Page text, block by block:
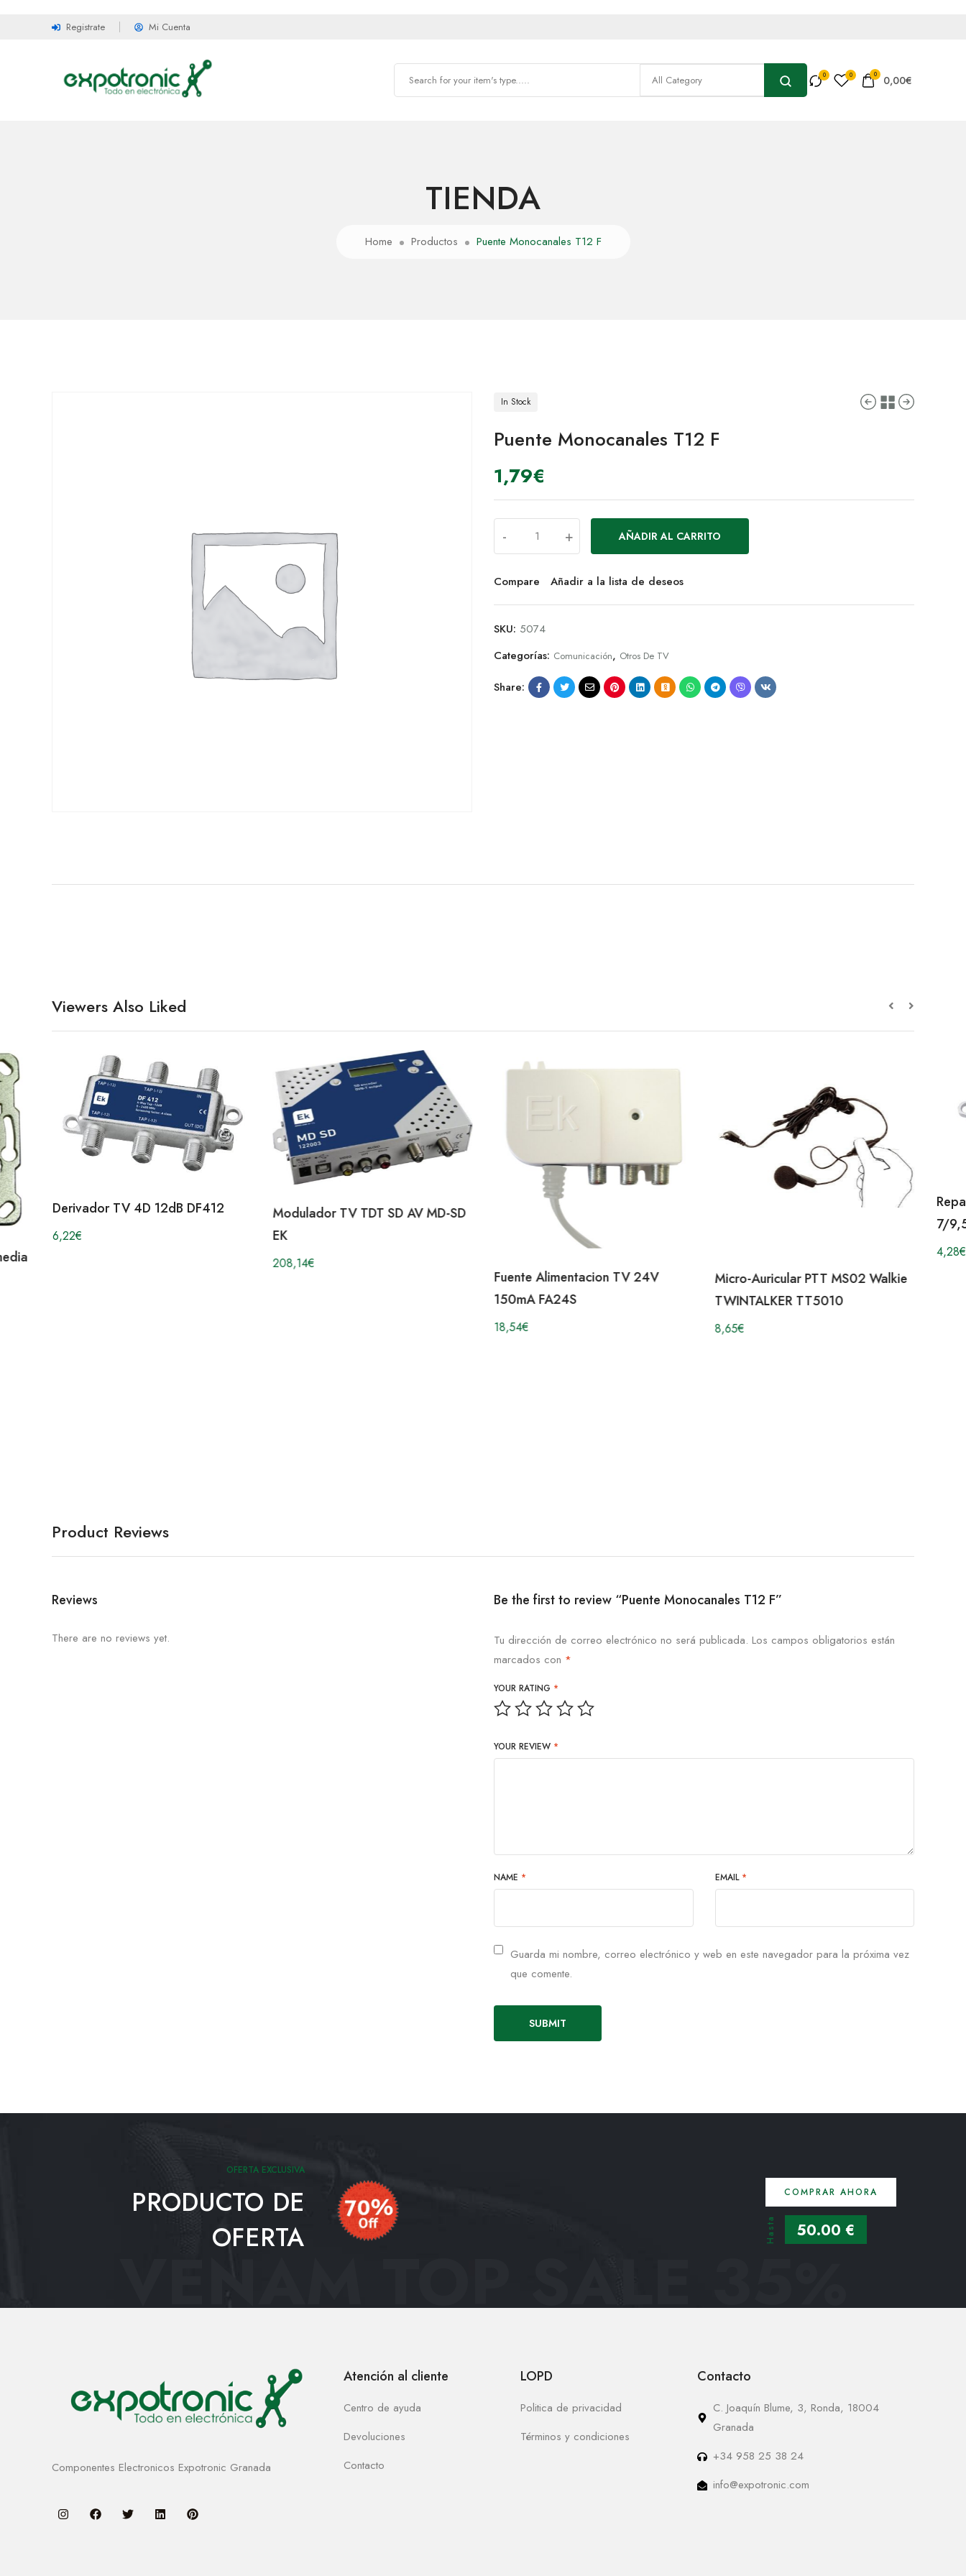
Registrate Mi Cuenta
0 0,00€
TIENDA
Home Productos Puente Monocanales T12 F
In Stock
Puente Monocanales T12 F
1,79€
- + AÑADIR AL CARRITO
Compare Añadir a la lista de deseos
SKU: 5074
Categorías: Comunicación, Otros De TV
Share:
Viewers Also Liked
Derivador TV 4D 12dB DF412
6,22€
Modulador TV TDT SD AV MD-SD
EK
208,14€
Fuente Alimentacion TV 24V
150mA FA24S
18,54€
Micro-Auricular PTT MS02 Walkie
TWINTALKER TT5010
8,65€
7/
4,28€
Product Reviews
Reviews
There are no reviews yet.
Be the first to review “Puente Monocanales T12 F”
Tu dirección de correo electrónico no será publicada. Los campos obligatorios están
marcados con *
YOUR RATING *
YOUR REVIEW *
NAME * EMAIL *
Guarda mi nombre, correo electrónico y web en este navegador para la próxima vez
que comente.
OFERTA EXCLUSIVA
PRODUCTO DE
OFERTA
COMPRAR AHORA
Hasta 50.00 €
VENAM TOP SALE 35%
Componentes Electronicos Expotronic Granada
Atención al cliente
Centro de ayuda
Devoluciones
Contacto
LOPD
Politica de privacidad
Términos y condiciones
Contacto
C. Joaquín Blume, 3, Ronda, 18004
Granada
+34 958 25 38 24
info@expotronic.com